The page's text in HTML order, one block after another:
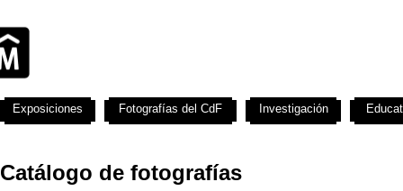
Catálogo de fotografías
Exposiciones Fotografías del CdF Investigación